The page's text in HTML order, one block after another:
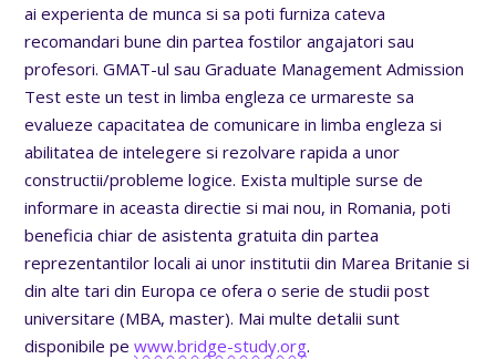
ai experienta de munca si sa poti furniza cateva
recomandari bune din partea fostilor angajatori sau
profesori. GMAT-ul sau Graduate Management Admission
Test este un test in limba engleza ce urmareste sa
evalueze capacitatea de comunicare in limba engleza si
abilitatea de intelegere si rezolvare rapida a unor
constructii/probleme logice. Exista multiple surse de
informare in aceasta directie si mai nou, in Romania, poti
beneficia chiar de asistenta gratuita din partea
reprezentantilor locali ai unor institutii din Marea Britanie si
din alte tari din Europa ce ofera o serie de studii post
universitare (MBA, master). Mai multe detalii sunt
disponibile pewww.bridge-study.org.